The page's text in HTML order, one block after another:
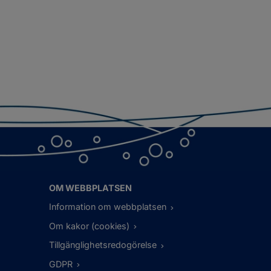
OM WEBBPLATSEN
Information om webbplatsen
Om kakor (cookies)
Tillgänglighetsredogörelse
GDPR